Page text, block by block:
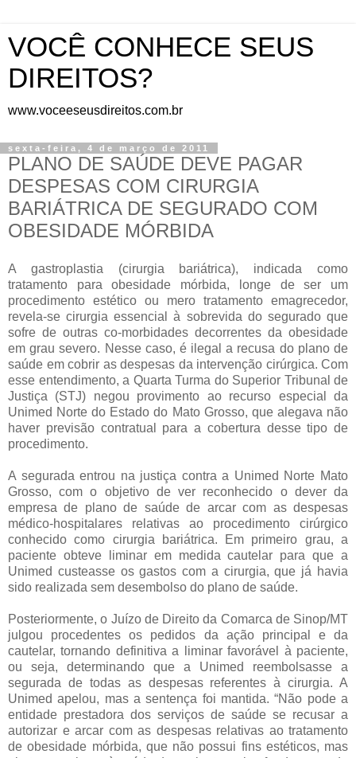
VOCÊ CONHECE SEUS
DIREITOS?
www.voceeseusdireitos.com.br
sexta-feira, 4 de março de 2011
PLANO DE SAÚDE DEVE PAGAR
DESPESAS COM CIRURGIA
BARIÁTRICA DE SEGURADO COM
OBESIDADE MÓRBIDA
A gastroplastia (cirurgia bariátrica), indicada como
tratamento para obesidade mórbida, longe de ser um
procedimento estético ou mero tratamento emagrecedor,
revela-se cirurgia essencial à sobrevida do segurado que
sofre de outras co-morbidades decorrentes da obesidade
em grau severo. Nesse caso, é ilegal a recusa do plano de
saúde em cobrir as despesas da intervenção cirúrgica. Com
esse entendimento, a Quarta Turma do Superior Tribunal de
Justiça (STJ) negou provimento ao recurso especial da
Unimed Norte do Estado do Mato Grosso, que alegava não
haver previsão contratual para a cobertura desse tipo de
procedimento.
A segurada entrou na justiça contra a Unimed Norte Mato
Grosso, com o objetivo de ver reconhecido o dever da
empresa de plano de saúde de arcar com as despesas
médico-hospitalares relativas ao procedimento cirúrgico
conhecido como cirurgia bariátrica. Em primeiro grau, a
paciente obteve liminar em medida cautelar para que a
Unimed custeasse os gastos com a cirurgia, que já havia
sido realizada sem desembolso do plano de saúde.
Posteriormente, o Juízo de Direito da Comarca de Sinop/MT
julgou procedentes os pedidos da ação principal e da
cautelar, tornando definitiva a liminar favorável à paciente,
ou seja, determinando que a Unimed reembolsasse a
segurada de todas as despesas referentes à cirurgia. A
Unimed apelou, mas a sentença foi mantida. “Não pode a
entidade prestadora dos serviços de saúde se recusar a
autorizar e arcar com as despesas relativas ao tratamento
de obesidade mórbida, que não possui fins estéticos, mas